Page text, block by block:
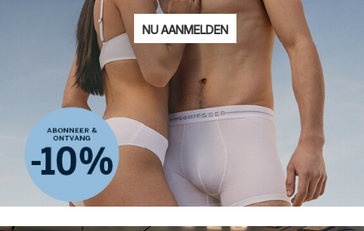
E-
mailadres
NU AANMELDEN
Ik ben geïnteresseerd in:
Damesmode
Herenmode
Kindermode
ADIDAS
Privacy Policy